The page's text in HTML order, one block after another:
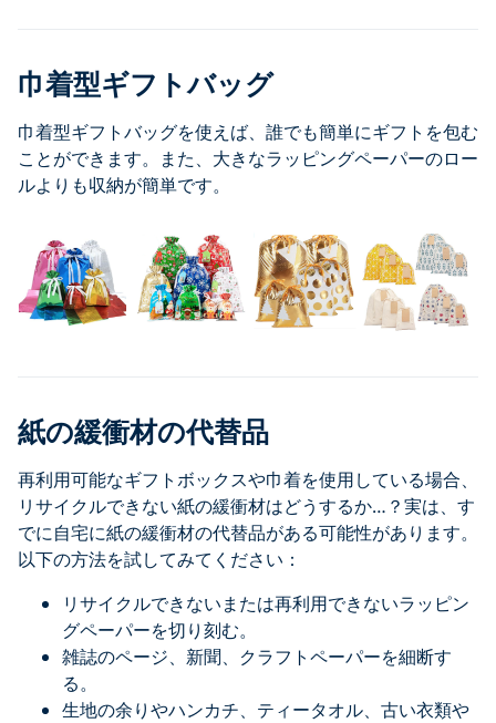
巾着型ギフトバッグ
巾着型ギフトバッグを使えば、誰でも簡単にギフトを包む
ことができます。また、大きなラッピングペーパーのロー
ルよりも収納が簡単です。
紙の緩衝材の代替品
再利用可能なギフトボックスや巾着を使用している場合、
リサイクルできない紙の緩衝材はどうするか…？実は、す
でに自宅に紙の緩衝材の代替品がある可能性があります。
以下の方法を試してみてください：
リサイクルできないまたは再利用できないラッピン
グペーパーを切り刻む。
雑誌のページ、新聞、クラフトペーパーを細断す
る。
生地の余りやハンカチ、ティータオル、古い衣類や